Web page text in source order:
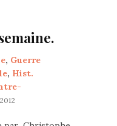
, Guerre
, Hist.